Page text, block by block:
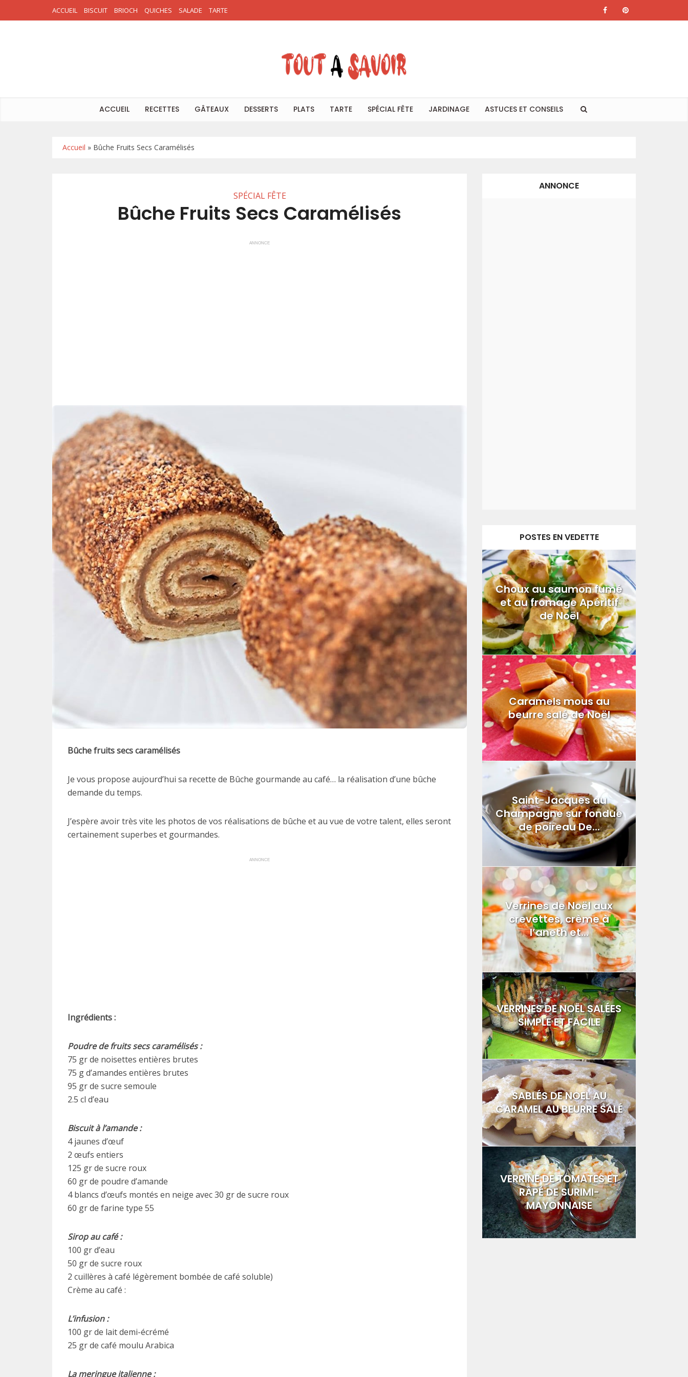
ACCUEIL BISCUIT BRIOCH QUICHES SALADE TARTE
ACCUEIL RECETTES GÂTEAUX DESSERTS PLATS TARTE SPÉCIAL FÊTE JARDINAGE ASTUCES ET CONSEILS
Accueil » Bûche Fruits Secs Caramélisés
SPÉCIAL FÊTE
Bûche Fruits Secs Caramélisés
ANNONCE
Bûche fruits secs caramélisés
Je vous propose aujourd’hui sa recette de Bûche gourmande au café… la réalisation d’une bûche
demande du temps.
J’espère avoir très vite les photos de vos réalisations de bûche et au vue de votre talent, elles seront
certainement superbes et gourmandes.
ANNONCE
Ingrédients :
Poudre de fruits secs caramélisés :
75 gr de noisettes entières brutes
75 g d’amandes entières brutes
95 gr de sucre semoule
2.5 cl d’eau
Biscuit à l’amande :
4 jaunes d’œuf
2 œufs entiers
125 gr de sucre roux
60 gr de poudre d’amande
4 blancs d’œufs montés en neige avec 30 gr de sucre roux
60 gr de farine type 55
Sirop au café :
100 gr d’eau
50 gr de sucre roux
2 cuillères à café légèrement bombée de café soluble)
Crème au café :
L’infusion :
100 gr de lait demi-écrémé
25 gr de café moulu Arabica
La meringue italienne :
ANNONCE
POSTES EN VEDETTE
Choux au saumon fumé
et au fromage Apéritif
de Noël
Caramels mous au
beurre salé de Noël
Saint-Jacques au
Champagne sur fondue
de poireau De...
Verrines de Noël aux
crevettes, crème à
l’aneth et...
VERRINES DE NOËL SALÉES
SIMPLE ET FACILE
SABLÉS DE NOEL AU
CARAMEL AU BEURRE SALÉ
VERRINE DE TOMATES ET
RÂPÉ DE SURIMI-
MAYONNAISE